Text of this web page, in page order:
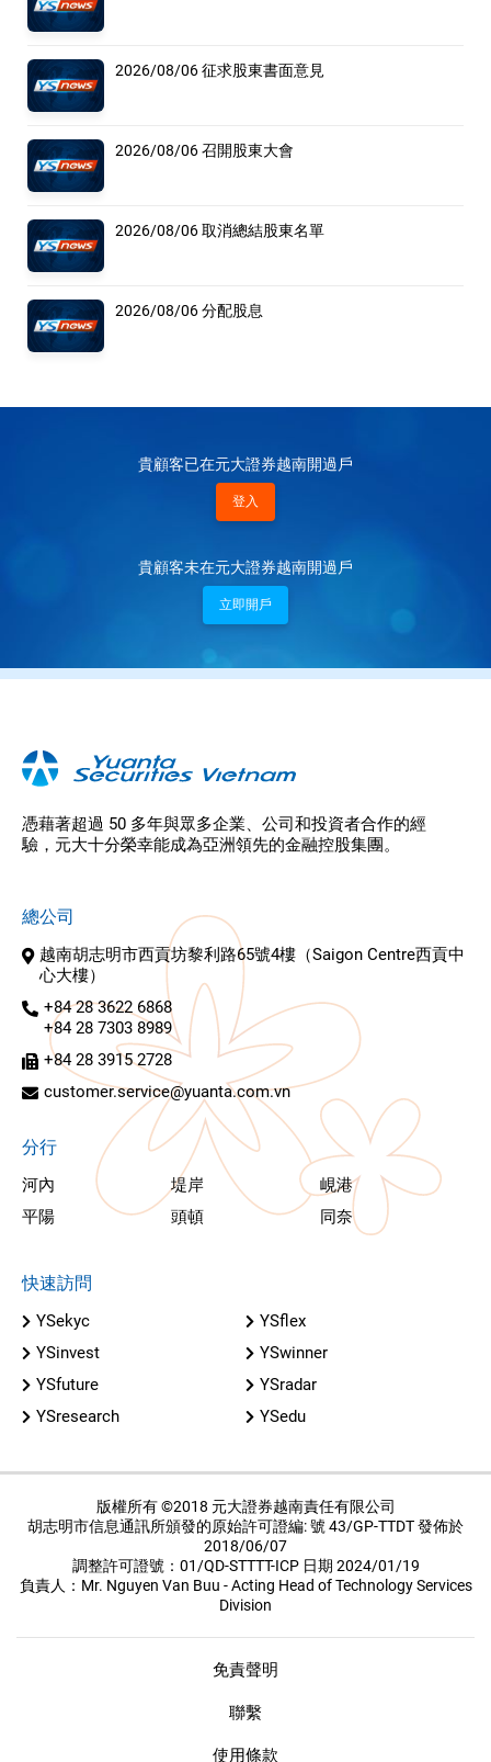
2026/08/06 征求股東書面意見
2026/08/06 召開股東大會
2026/08/06 取消總結股東名單
2026/08/06 分配股息
貴顧客已在元大證券越南開過戶
登入
貴顧客未在元大證券越南開過戶
立即開戶
憑藉著超過 50 多年與眾多企業、公司和投資者合作的經
驗，元大十分榮幸能成為亞洲領先的金融控股集團。
總公司
越南胡志明市西貢坊黎利路65號4樓（Saigon Centre西貢中
心大樓）
+84 28 3622 6868
+84 28 7303 8989
+84 28 3915 2728
customer.service@yuanta.com.vn
分行
河內 堤岸
峴港
平陽
頭頓 同奈
快速訪問
YSekyc
YSflex
YSinvest
YSwinner
YSfuture
YSradar
YSresearch
YSedu
版權所有 ©2018 元大證券越南責任有限公司
胡志明市信息通訊所頒發的原始許可證編: 號 43/GP-TTDT 發佈於
2018/06/07
調整許可證號：01/QD-STTTT-ICP 日期 2024/01/19
負責人：Mr. Nguyen Van Buu - Acting Head of Technology Services
Division
免責聲明
聯繫
使用條款